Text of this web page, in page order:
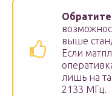
выше
Если
лишь на
2133 МГц.